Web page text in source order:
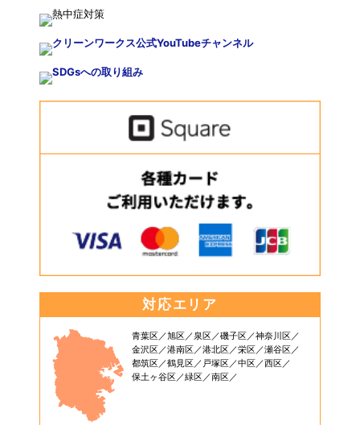
対応エリア
青葉区 旭区 泉区 磯子区
神奈川区
金沢区
港南区 港北区 栄区
瀬谷区
都筑区
鶴見区 戸塚区 中区
西区
保土ヶ谷区
緑区 南区